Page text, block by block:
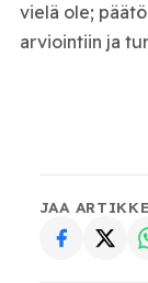
vielä ole;
arviointiin ja
JAA